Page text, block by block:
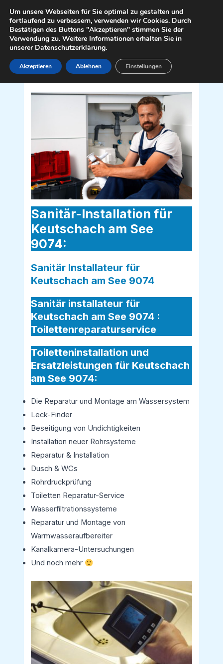
Inhalt
springen
Sanitär Installateur für Keutschach am
Sanitär-Installation für
Keutschach am See
9074:
Sanitär Installateur für
Keutschach am See 9074
Sanitär installateur für
Keutschach am See 9074 :
Toilettenreparaturservice
Toiletteninstallation und
Ersatzleistungen für Keutschach
am See 9074:
Die Reparatur und Montage am Wassersystem
Leck-Finder
Beseitigung von Undichtigkeiten
Installation neuer Rohrsysteme
Reparatur & Installation
Dusch & WCs
Rohrdruckprüfung
Toiletten Reparatur-Service
Wasserfiltrationssysteme
Reparatur und Montage von
Warmwasseraufbereiter
Kanalkamera-Untersuchungen
Und noch mehr
Um unsere Webseiten für Sie optimal zu gestalten und
fortlaufend zu verbessern, verwenden wir Cookies. Durch
Bestätigen des Buttons "Akzeptieren" stimmen Sie der
Verwendung zu. Weitere Informationen erhalten Sie in
unserer Datenschutzerklärung.
Akzeptieren Ablehnen Einstellungen